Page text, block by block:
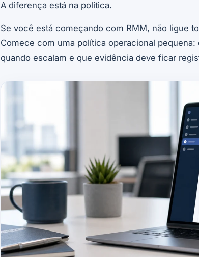
A diferença está na política.
Se você está começando com RMM, não ligue
Comece com uma política operacional
quando escalam e que evidência deve ficar